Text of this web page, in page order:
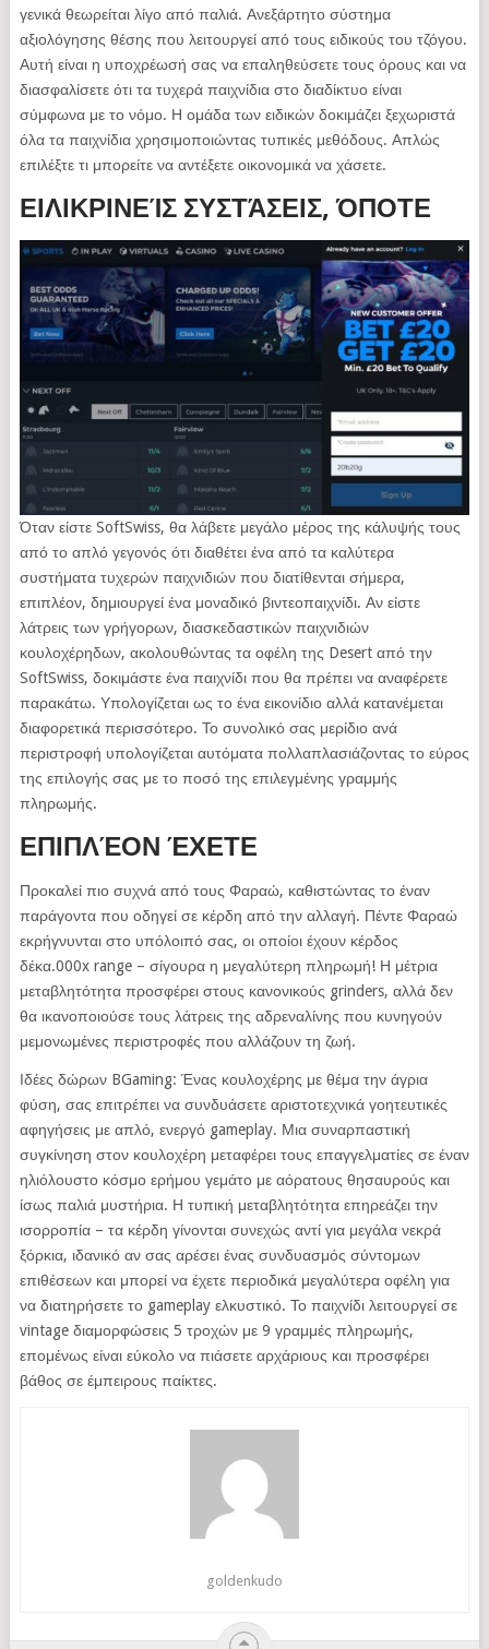
γενικά θεωρείται λίγο από παλιά. Ανεξάρτητο σύστημα
αξιολόγησης θέσης που λειτουργεί από τους ειδικούς του τζόγου.
Αυτή είναι η υποχρέωσή σας να επαληθεύσετε τους όρους και να
διασφαλίσετε ότι τα τυχερά παιχνίδια στο διαδίκτυο είναι
σύμφωνα με το νόμο. Η ομάδα των ειδικών δοκιμάζει ξεχωριστά
όλα τα παιχνίδια χρησιμοποιώντας τυπικές μεθόδους. Απλώς
επιλέξτε τι μπορείτε να αντέξετε οικονομικά να χάσετε.
ΕΙΛΙΚΡΙΝΕΊΣ ΣΥΣΤΆΣΕΙΣ, ΌΠΟΤΕ
Όταν είστε SoftSwiss, θα λάβετε μεγάλο μέρος της κάλυψής τους
από το απλό γεγονός ότι διαθέτει ένα από τα καλύτερα
συστήματα τυχερών παιχνιδιών που διατίθενται σήμερα,
επιπλέον, δημιουργεί ένα μοναδικό βιντεοπαιχνίδι. Αν είστε
λάτρεις των γρήγορων, διασκεδαστικών παιχνιδιών
κουλοχέρηδων, ακολουθώντας τα οφέλη της Desert από την
SoftSwiss, δοκιμάστε ένα παιχνίδι που θα πρέπει να αναφέρετε
παρακάτω. Υπολογίζεται ως το ένα εικονίδιο αλλά κατανέμεται
διαφορετικά περισσότερο. Το συνολικό σας μερίδιο ανά
περιστροφή υπολογίζεται αυτόματα πολλαπλασιάζοντας το εύρος
της επιλογής σας με το ποσό της επιλεγμένης γραμμής
πληρωμής.
ΕΠΙΠΛΈΟΝ ΈΧΕΤΕ
Προκαλεί πιο συχνά από τους Φαραώ, καθιστώντας το έναν
παράγοντα που οδηγεί σε κέρδη από την αλλαγή. Πέντε Φαραώ
εκρήγνυνται στο υπόλοιπό σας, οι οποίοι έχουν κέρδος
δέκα.000x range – σίγουρα η μεγαλύτερη πληρωμή! Η μέτρια
μεταβλητότητα προσφέρει στους κανονικούς grinders, αλλά δεν
θα ικανοποιούσε τους λάτρεις της αδρεναλίνης που κυνηγούν
μεμονωμένες περιστροφές που αλλάζουν τη ζωή.
Ιδέες δώρων BGaming: Ένας κουλοχέρης με θέμα την άγρια ​​
φύση, σας επιτρέπει να συνδυάσετε αριστοτεχνικά γοητευτικές
αφηγήσεις με απλό, ενεργό gameplay. Μια συναρπαστική
συγκίνηση στον κουλοχέρη μεταφέρει τους επαγγελματίες σε έναν
ηλιόλουστο κόσμο ερήμου γεμάτο με αόρατους θησαυρούς και
ίσως παλιά μυστήρια. Η τυπική μεταβλητότητα επηρεάζει την
ισορροπία – τα κέρδη γίνονται συνεχώς αντί για μεγάλα νεκρά
ξόρκια, ιδανικό αν σας αρέσει ένας συνδυασμός σύντομων
επιθέσεων και μπορεί να έχετε περιοδικά μεγαλύτερα οφέλη για
να διατηρήσετε το gameplay ελκυστικό. Το παιχνίδι λειτουργεί σε
vintage διαμορφώσεις 5 τροχών με 9 γραμμές πληρωμής,
επομένως είναι εύκολο να πιάσετε αρχάριους και προσφέρει
βάθος σε έμπειρους παίκτες.
goldenkudo